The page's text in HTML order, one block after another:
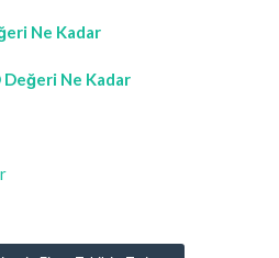
Ne Kadar
Ne Kadar